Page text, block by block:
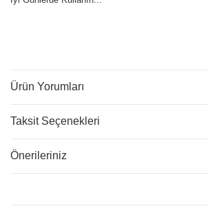
Ürün Yorumları
Taksit Seçenekleri
Önerileriniz